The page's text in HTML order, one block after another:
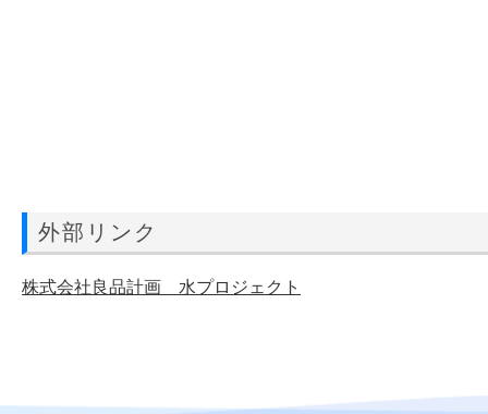
外部リンク
株式会社良品計画 水プロジェクト